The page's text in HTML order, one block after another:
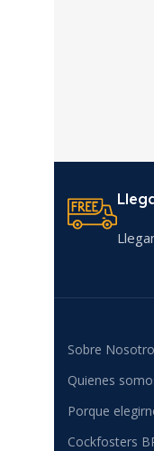
Sobre
Quienes
Porque
Cockfosters